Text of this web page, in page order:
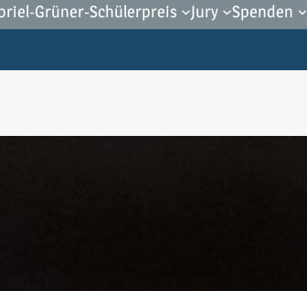
Grüner-Schülerpreis Jury Spenden